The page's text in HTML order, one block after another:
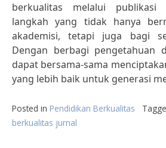
berkualitas melalui publikasi
langkah yang tidak hanya
akademisi, tetapi juga bagi
Dengan berbagi pengetahuan
dapat bersama-sama
yang lebih baik untuk generasi
Posted in Pendidikan Berkualitas
berkualitas jurnal